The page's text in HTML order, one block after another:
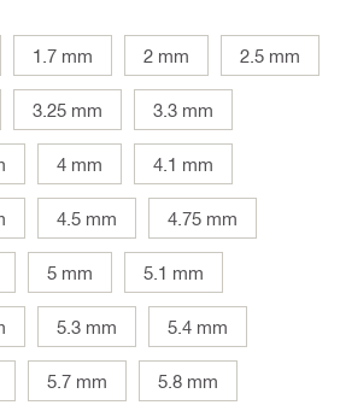
1.7 mm 2 mm 2.5 mm
3.25 mm 3.3 mm
4 mm 4.1 mm
4.5 mm 4.75 mm
5 mm 5.1 mm
5.3 mm 5.4 mm
5.7 mm 5.8 mm